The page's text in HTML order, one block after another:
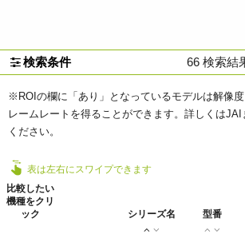
検索条件 66 検索結
※ROIの欄に「あり」となっているモデルは解像
レームレートを得ることができます。詳しくは
ください。
表は左右にスワイプできます
比較したい
機種をクリ
ック
シリーズ名 型番